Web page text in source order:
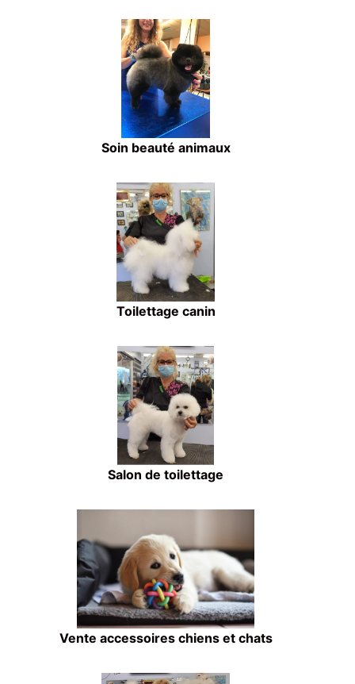
Soin beauté animaux
Toilettage canin
Salon de toilettage
Vente accessoires chiens et chats